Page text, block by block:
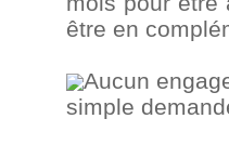
être en
Aucun
simple